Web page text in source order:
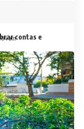
contas e
compartilham
com a
am